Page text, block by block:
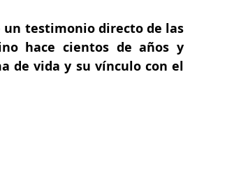
testimonio directo de las
hace cientos de años y
de vida y su vínculo con el